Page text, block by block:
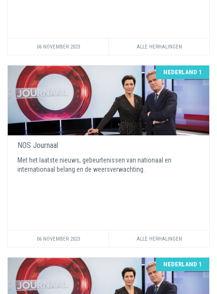
06 NOVEMBER 2023 ALLE HERHALINGEN
NEDERLAND 1
NOS Journaal
Met het laatste nieuws, gebeurtenissen van nationaal en
internationaal belang en de weersverwachting.
06 NOVEMBER 2023 ALLE HERHALINGEN
NEDERLAND 1